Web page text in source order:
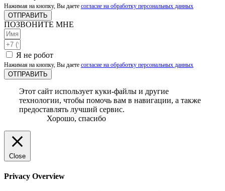
Нажимая на кнопку, Вы даете согласие на обработку персональных данных
ОТПРАВИТЬ
ПОЗВОНИТЕ МНЕ
Я не робот
Нажимая на кнопку, Вы даете согласие на обработку персональных данных
ОТПРАВИТЬ
Этот сайт использует куки-файлы и другие
технологии, чтобы помочь вам в навигации, а также
предоставлять лучший сервис.
Хорошо, спасибо
Close
Privacy Overview